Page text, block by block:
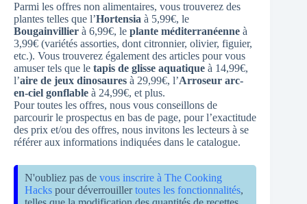
Parmi les offres non alimentaires, vous trouverez des
plantes telles que l’Hortensia à 5,99€, le
Bougainvillier à 6,99€, le plante méditerranéenne à
3,99€ (variétés assorties, dont citronnier, olivier, figuier,
etc.). Vous trouverez également des articles pour vous
amuser tels que le tapis de glisse aquatique à 14,99€,
l’aire de jeux dinosaures à 29,99€, l’Arroseur arc-
en-ciel gonflable à 24,99€, et plus.
Pour toutes les offres, nous vous conseillons de
parcourir le prospectus en bas de page, pour l’exactitude
des prix et/ou des offres, nous invitons les lecteurs à se
référer aux informations indiquées dans le catalogue.
N'oubliez pas de vous inscrire à The Cooking
Hacks pour déverrouillertoutes les fonctionnalités,